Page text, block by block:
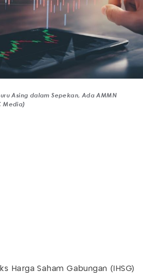
Asing dalam Sepekan, Ada AMMN
Media)
Harga Saham Gabungan (IHSG)